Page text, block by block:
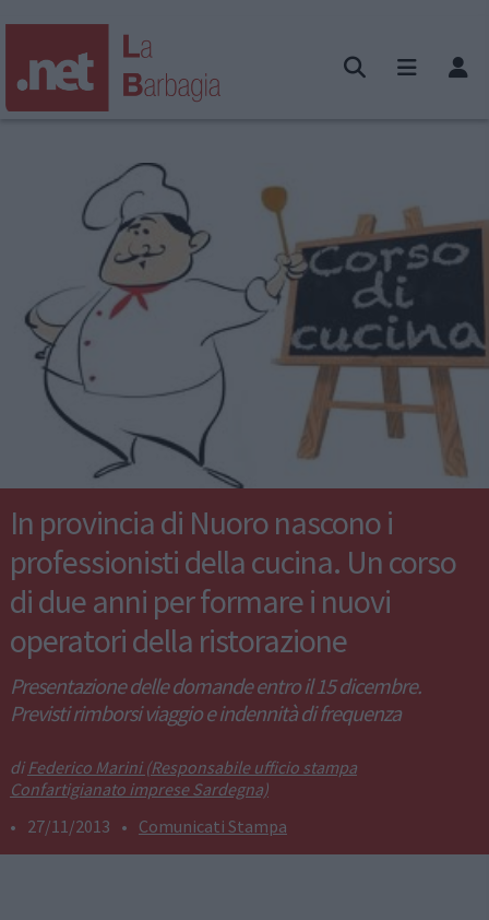
In provincia di Nuoro nascono i
professionisti della cucina. Un corso
di due anni per formare i nuovi
operatori della ristorazione
Presentazione delle domande entro il 15 dicembre.
Previsti rimborsi viaggio e indennità di frequenza
Federico Marini (Responsabile ufficio stampa
Confartigianato imprese Sardegna)
• 27/11/2013 • Comunicati Stampa